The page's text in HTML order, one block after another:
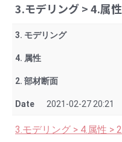
3.モデリング > 4.属
3. モデリング
4. 属性
2. 部材断面
Date 2021-02-27 20:21
3.モデリング > 4.属性 >